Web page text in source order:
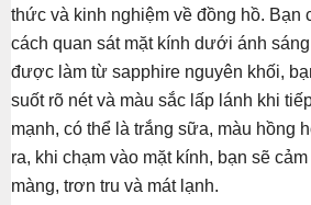
thức và kinh nghiệm về đồng hồ. Bạn
cách quan sát mặt kính dưới ánh
được làm từ sapphire nguyên khối,
suốt rõ nét và màu sắc lấp lánh khi
mạnh, có thể là trắng sữa, màu hồng
ra, khi chạm vào mặt kính, bạn sẽ
màng, trơn tru và mát lạnh.